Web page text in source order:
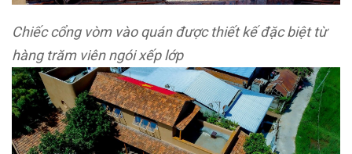
Chiếc cổng vòm vào quán được thiết kế đặc biệt từ
hàng trăm viên ngói xếp lớp